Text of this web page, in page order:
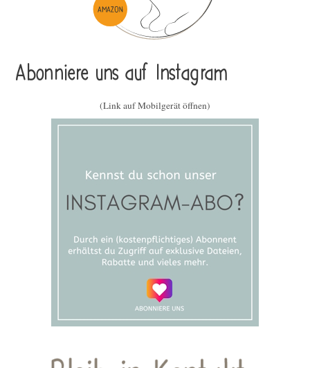
Abonniere uns auf Instagram
(Link auf Mobilgerät öffnen)